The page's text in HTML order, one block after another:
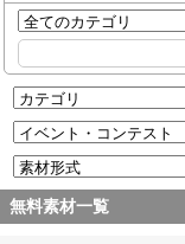
無料素材一覧